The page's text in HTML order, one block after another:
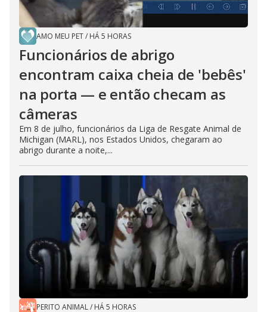
AMO MEU PET/ HÁ 5 HORAS
Funcionários de abrigo
encontram caixa cheia de 'bebês'
na porta — e então checam as
câmeras
Em 8 de julho, funcionários da Liga de Resgate Animal de
Michigan (MARL), nos Estados Unidos, chegaram ao
abrigo durante a noite,...
PERITO ANIMAL/ HÁ 5 HORAS